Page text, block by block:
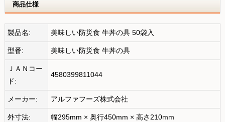
商品仕様
製品名: 美味しい防災食 牛丼の具 50袋入
型番: 美味しい防災食 牛丼の具
ＪＡＮコー
ド:
4580399811044
メーカー: アルファフーズ株式会社
外寸法: 幅295mm × 奥行450mm × 高さ210mm